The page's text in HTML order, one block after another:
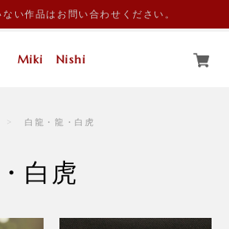
い作品はお問い合わせください。
Miki Nishi
白龍・龍・白虎
白虎